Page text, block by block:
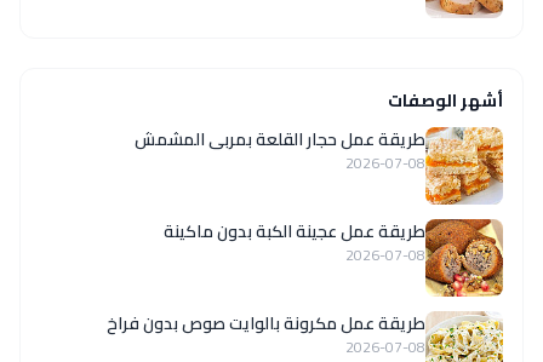
أشهر الوصفات
طريقة عمل حجار القلعة بمربى المشمش
2026-07-08
طريقة عمل عجينة الكبة بدون ماكينة
2026-07-08
طريقة عمل مكرونة بالوايت صوص بدون فراخ
2026-07-08